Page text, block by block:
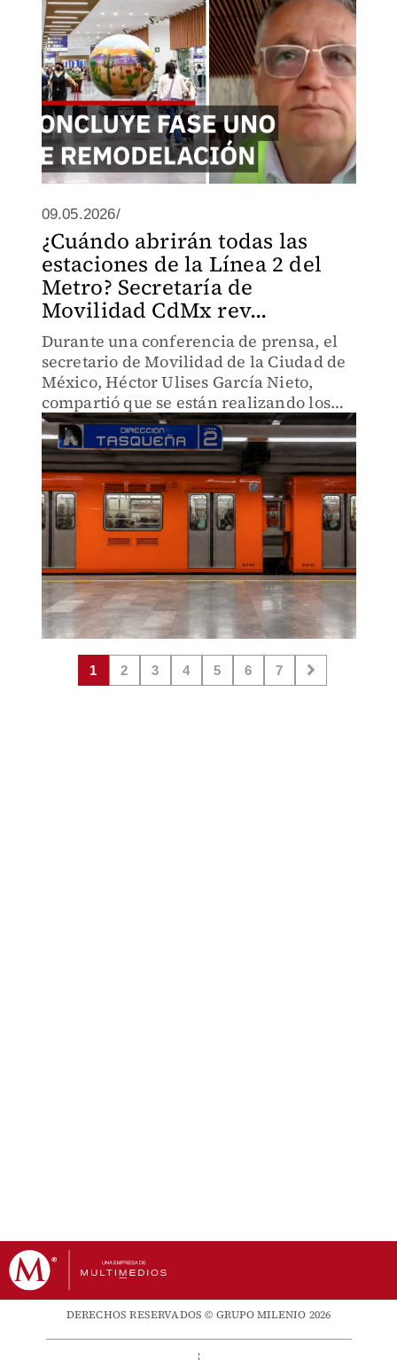
09.05.2026/
¿Cuándo abrirán todas las
estaciones de la Línea 2 del
Metro? Secretaría de
Movilidad CdMx rev...
Durante una conferencia de prensa, el
secretario de Movilidad de la Ciudad de
México, Héctor Ulises García Nieto,
compartió que se están realizando los
trabajos de remodelación de la Línea 2 y
reveló la fecha de conclusión.
1 2 3 4 5 6 7
DERECHOS RESERVADOS © GRUPO MILENIO 2026